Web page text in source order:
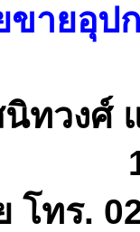
ขายอุป
ทวงศ์
โทร.